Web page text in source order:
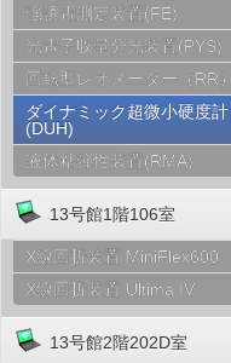
強誘電測定装置(FE)
光電子収量分光装置(PYS)
回転型レオメーター（RR）
ダイナミック超微小硬度計
(DUH)
液体粘弾性装置(RMA)
13号館1階106室
X線回折装置 MiniFlex600
X線回折装置 Ultima IV
13号館2階202D室